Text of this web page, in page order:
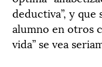
deductiva”, y
alumno en otros
vida” se vea